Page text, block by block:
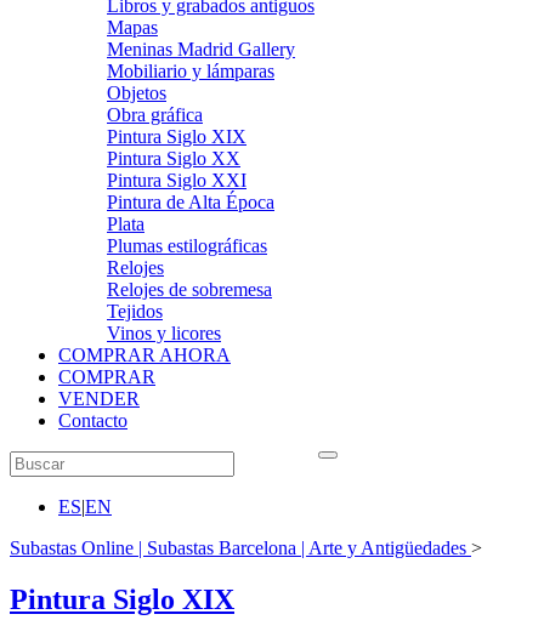
Libros y grabados antiguos
Mapas
Meninas Madrid Gallery
Mobiliario y lámparas
Objetos
Obra gráfica
Pintura Siglo XIX
Pintura Siglo XX
Pintura Siglo XXI
Pintura de Alta Época
Plata
Plumas estilográficas
Relojes
Relojes de sobremesa
Tejidos
Vinos y licores
COMPRAR AHORA
COMPRAR
VENDER
Contacto
ES|EN
Subastas Online | Subastas Barcelona | Arte y Antigüedades >
Pintura Siglo XIX